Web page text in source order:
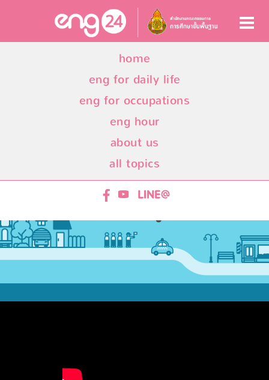
home
eng for daily life
eng for occupations
eng hour
about us
all topics